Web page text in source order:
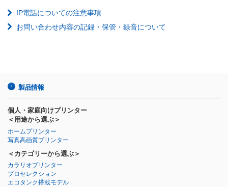
IP電話についての注意事項
お問い合わせ内容の記録・保管・録音について
製品情報
個人・家庭向けプリンター
＜用途から選ぶ＞
ホームプリンター
写真高画質プリンター
＜カテゴリーから選ぶ＞
カラリオプリンター
プロセレクション
エコタンク搭載モデル